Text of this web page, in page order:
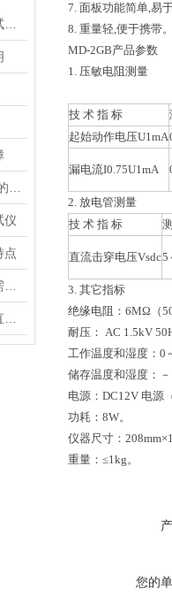
仪
点
7. 面板功能简单,易
8. 重量轻,便于携带
MD-2GB产品参数
1. 压敏电阻测量
技 术 指 标
起始动作电压U1mA
漏电流I0.75U1mA
2. 放电管测量
技 术 指 标
直流击穿电压Vsdc5
3. 其它指标
绝缘电阻：6MΩ（
耐压： AC 1.5kV
工作温度和湿度：0
储存温度和湿度：
电源：DC12V 电源
功耗：8W。
仪器尺寸：
重量：≤1kg。
您的